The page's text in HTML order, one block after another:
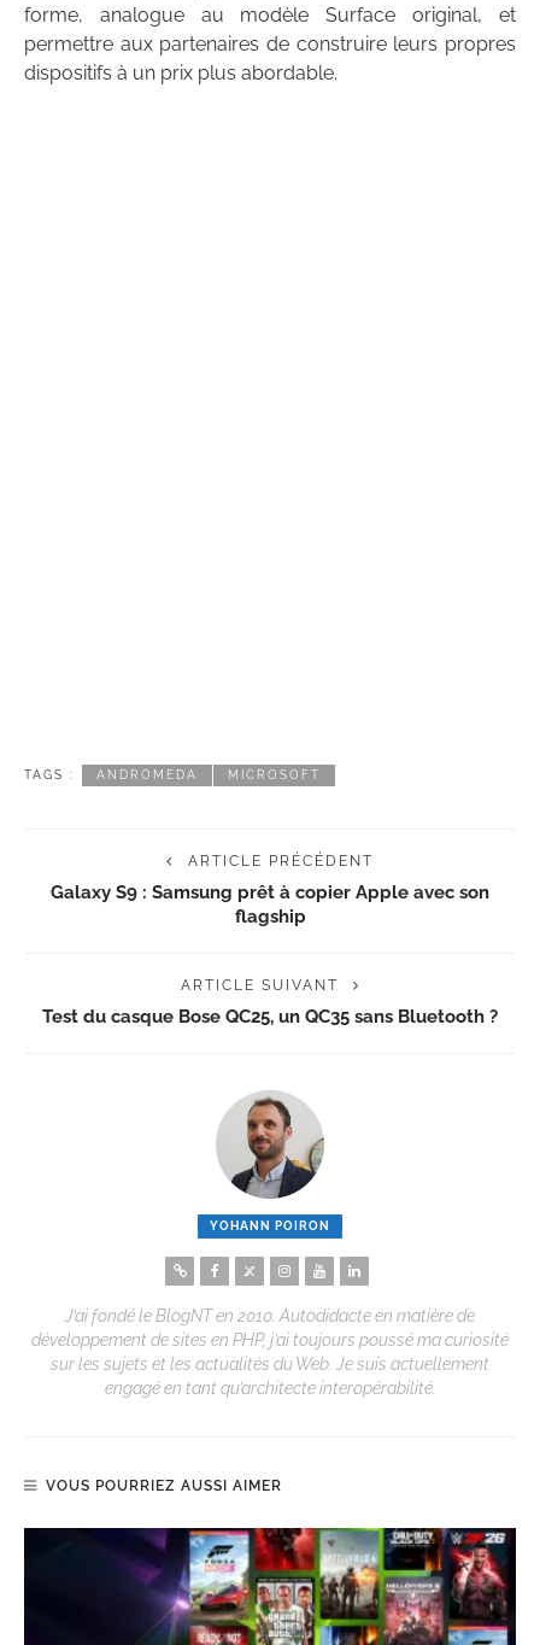
forme, analogue au modèle Surface original, et
permettre aux partenaires de construire leurs propres
dispositifs à un prix plus abordable.
TAGS : ANDROMEDA MICROSOFT
ARTICLE PRÉCÉDENT
Galaxy S9 : Samsung prêt à copier Apple avec son
flagship
ARTICLE SUIVANT
Test du casque Bose QC25, un QC35 sans Bluetooth ?
YOHANN POIRON
J’ai fondé le BlogNT en 2010. Autodidacte en matière de
développement de sites en PHP, j’ai toujours poussé ma curiosité
sur les sujets et les actualités du Web. Je suis actuellement
engagé en tant qu’architecte interopérabilité.
VOUS POURRIEZ AUSSI AIMER